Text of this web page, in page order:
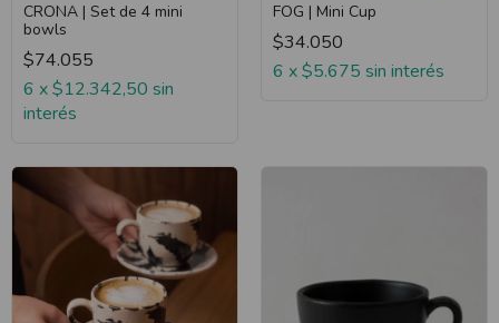
CRONA | Set de 4 mini
bowls
$74.055
6 x$12.342,50 sin
interés
FOG | Mini Cup
$34.050
6 x$5.675 sin interés